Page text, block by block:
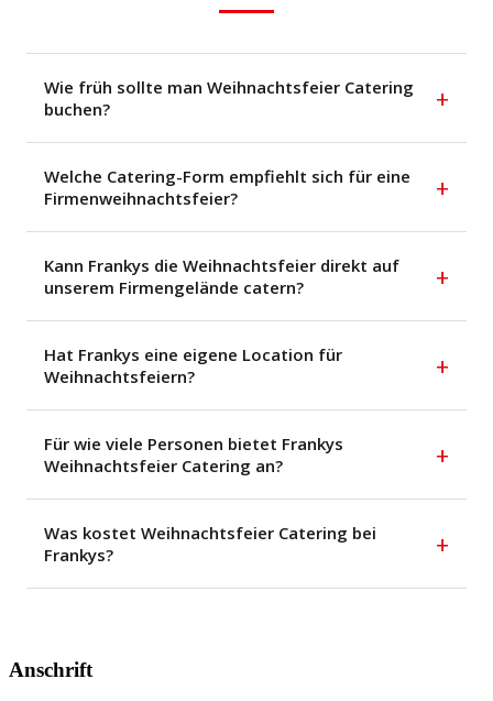
Wie früh sollte man Weihnachtsfeier Catering
buchen?
+
Welche Catering-Form empfiehlt sich für eine
Firmenweihnachtsfeier?
+
Kann Frankys die Weihnachtsfeier direkt auf
unserem Firmengelände catern?
+
Hat Frankys eine eigene Location für
Weihnachtsfeiern?
+
Für wie viele Personen bietet Frankys
Weihnachtsfeier Catering an?
+
Was kostet Weihnachtsfeier Catering bei
Frankys?
+
Anschrift